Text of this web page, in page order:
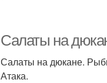
Салаты на
Салаты на дюкане.
Атака.